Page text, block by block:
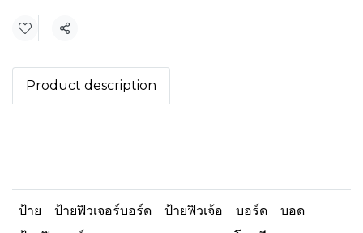
แชร์
Product description
ป้าย ป้ายฟิวเจอร์บอร์ด ป้ายฟิวเจ้อ บอร์ด
บอด